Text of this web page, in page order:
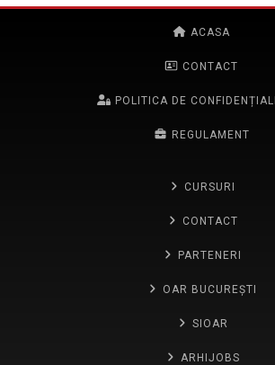
ACASA
CONTACT
POLITICA DE
REGULAMENT
CURSURI
CONTACT
PARTENERI
OAR BUCUREȘTI
SIOAR
ARHIJOBS